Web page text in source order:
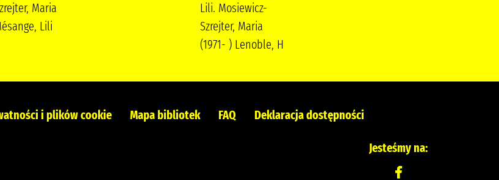
Maria
Lili
Lili. Mosiewicz-
Szrejter, Maria
(1971- ) Lenoble, H
i plików cookie Mapa bibliotek FAQ Deklaracja dostępności
Jesteśmy na: